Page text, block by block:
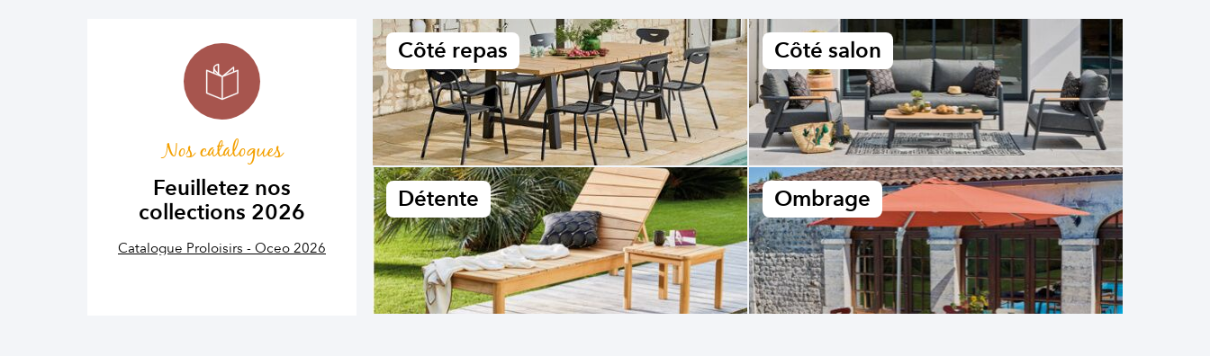
Nos catalogues
Feuilletez nos
collections 2026
Catalogue Proloisirs - Oceo 2026
Côté repas Côté salon
Détente Ombrage